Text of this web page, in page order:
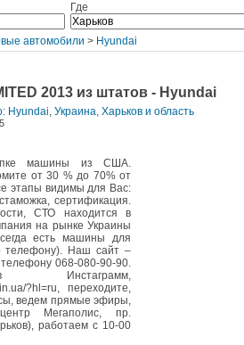
Где
автомобили > Hyundai
2013 из штатов - Hyundai
Hyundai, Украина, Харьков и область
машины из США.
от 30 % до 70% от
этапы видимы для Вас:
сертификация.
СТО находится в
на рынке Украины
есть машины для
телефону). Наш сайт –
068-080-90-90.
?hl=ru, переходите,
ведем прямые эфиры,
Мегаполис, пр.
работаем с 10-00